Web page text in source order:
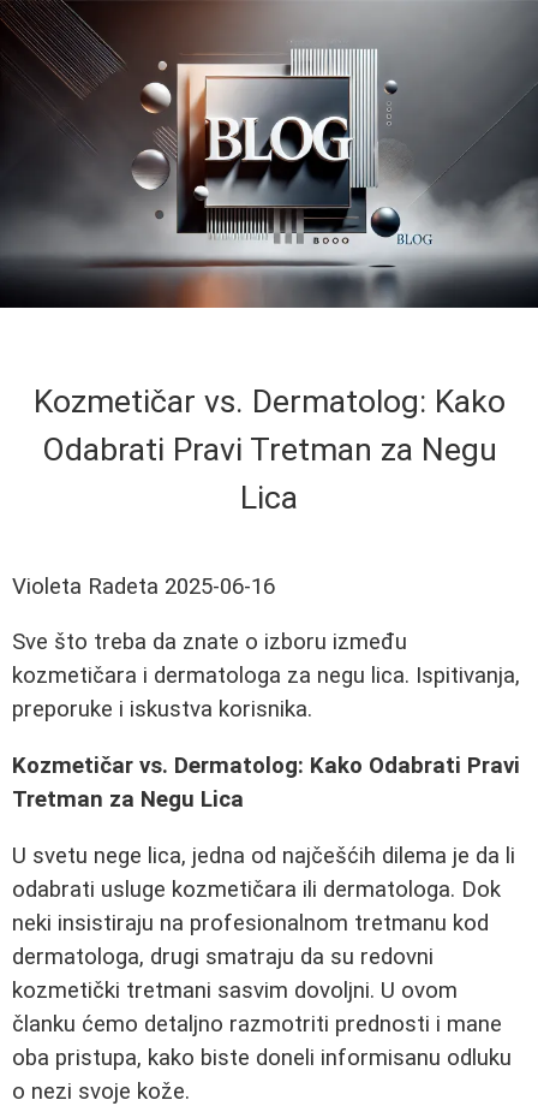
Kozmetičar vs. Dermatolog: Kako
Odabrati Pravi Tretman za Negu
Lica
Violeta Radeta 2025-06-16
Sve što treba da znate o izboru između
kozmetičara i dermatologa za negu lica. Ispitivanja,
preporuke i iskustva korisnika.
Kozmetičar vs. Dermatolog: Kako Odabrati Pravi
Tretman za Negu Lica
U svetu nege lica, jedna od najčešćih dilema je da li
odabrati usluge kozmetičara ili dermatologa. Dok
neki insistiraju na profesionalnom tretmanu kod
dermatologa, drugi smatraju da su redovni
kozmetički tretmani sasvim dovoljni. U ovom
članku ćemo detaljno razmotriti prednosti i mane
oba pristupa, kako biste doneli informisanu odluku
o nezi svoje kože.